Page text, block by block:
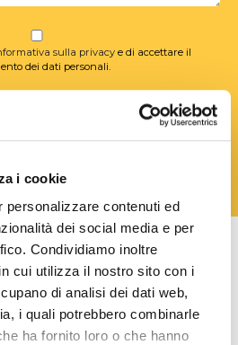
i cookie
personalizzare contenuti ed
dei social media e per
Condividiamo inoltre
cui utilizza il nostro sito con i
di analisi dei dati web,
i quali potrebbero combinarle
ha fornito loro o che hanno
sulla privacye di accettare il
dei dati personali.